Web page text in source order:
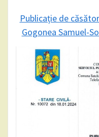
Publicație de
Gogonea Samuel-